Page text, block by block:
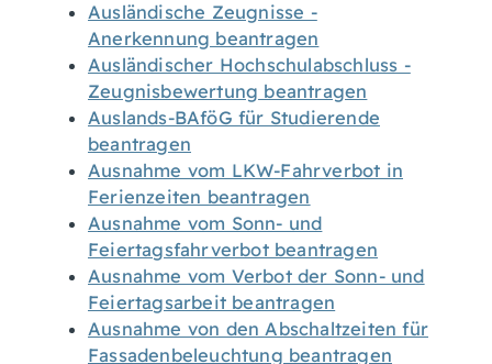
Ausländische Zeugnisse -
Anerkennung beantragen
Ausländischer Hochschulabschluss -
Zeugnisbewertung beantragen
Auslands-BAföG für Studierende
beantragen
Ausnahme vom LKW-Fahrverbot in
Ferienzeiten beantragen
Ausnahme vom Sonn- und
Feiertagsfahrverbot beantragen
Ausnahme vom Verbot der Sonn- und
Feiertagsarbeit beantragen
Ausnahme von den Abschaltzeiten für
Fassadenbeleuchtung beantragen